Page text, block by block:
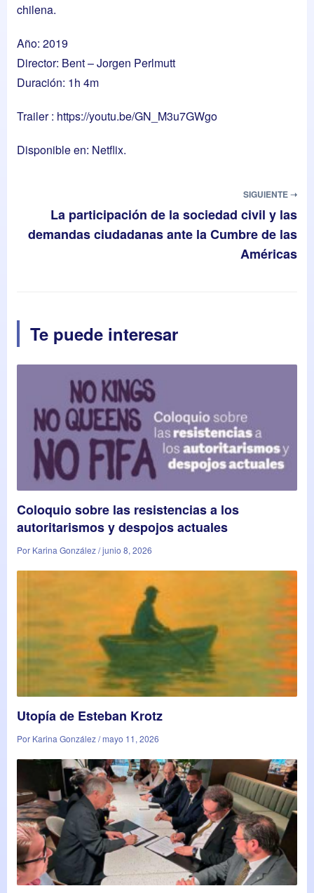
chilena.
Año: 2019
Director: Bent – Jorgen Perlmutt
Duración: 1h 4m
Trailer : https://youtu.be/GN_M3u7GWgo
Disponible en: Netflix.
SIGUIENTE ➝
La participación de la sociedad civil y las
demandas ciudadanas ante la Cumbre de las
Américas
Te puede interesar
Coloquio sobre las resistencias a los
autoritarismos y despojos actuales
Por Karina González / junio 8, 2026
Utopía de Esteban Krotz
Por Karina González / mayo 11, 2026